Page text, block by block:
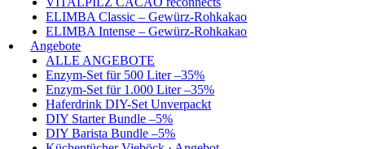
ELIMBA Classic – Gewürz-Rohkakao
ELIMBA Intense – Gewürz-Rohkakao
Angebote
ALLE ANGEBOTE
Enzym-Set für 500 Liter –35%
Enzym-Set für 1.000 Liter –35%
Haferdrink DIY-Set Unverpackt
DIY Starter Bundle –5%
DIY Barista Bundle –5%